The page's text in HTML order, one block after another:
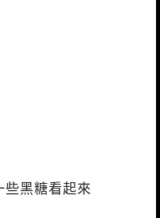
些黑糖看起來